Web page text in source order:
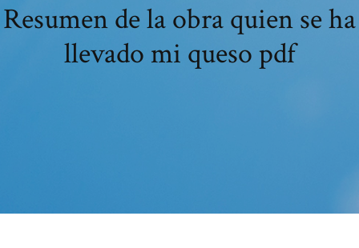
Resumen de la obra quien se ha
llevado mi queso pdf